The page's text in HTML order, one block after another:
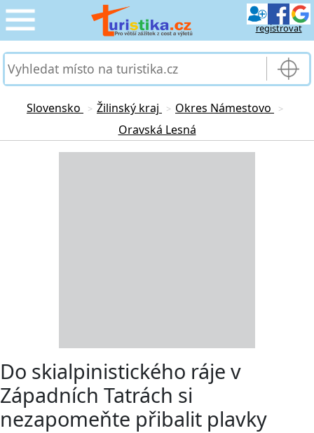
registrovat
CESTOVÁNÍ
SLUŽBY & DOPRAVA
Slovensko > Žilinský kraj > Okres Námestovo >
Oravská Lesná
Do skialpinistického ráje v
Západních Tatrách si
nezapomeňte přibalit plavky